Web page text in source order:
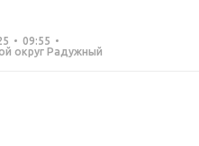
09:55
округ Радужный